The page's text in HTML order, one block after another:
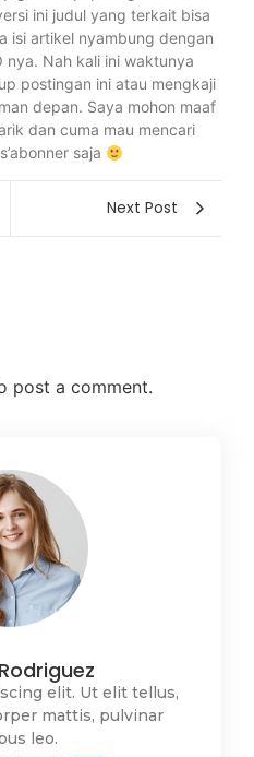
ini judul yang terkait bisa
isi artikel nyambung dengan
nya. Nah kali ini waktunya
postingan ini atau mengkaji
depan. Saya mohon maaf
dan cuma mau mencari
saja
Next Post
post a comment.
elit. Ut elit tellus,
mattis, pulvinar
leo.